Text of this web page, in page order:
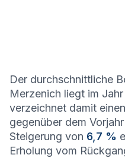
Der durchschnittliche
Merzenich liegt im
verzeichnet damit
gegenüber dem
Steigerung von 6,7 %
Erholung vom